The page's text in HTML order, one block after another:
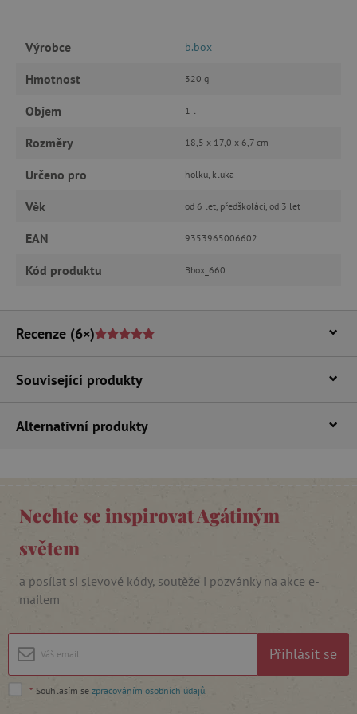
Výrobce b.box
Hmotnost 320 g
Objem 1 l
Rozměry 18,5 x 17,0 x 6,7 cm
Určeno pro holku, kluka
Věk od 6 let, předškoláci, od 3 let
EAN 9353965006602
Kód produktu Bbox_660
Recenze (6×)
Související produkty
Alternativní produkty
Nechte se inspirovat Agátiným
světem
a posílat si slevové kódy, soutěže i pozvánky na akce e-
mailem
Přihlásit se
* Souhlasím se zpracováním osobních údajů
cjConsent .agatinsvet.cz
CookieScript
Google Privacy Policy